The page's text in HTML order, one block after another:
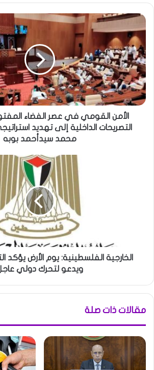
الأمن القومي في عصر الفضاء
التصريحات الداخلية إلى تهديد
محمد سيدأحمد بوبه
الخارجية الفلسطينية: يوم الأرض
ويدعو لتحرك دولي
مقالات ذات صلة